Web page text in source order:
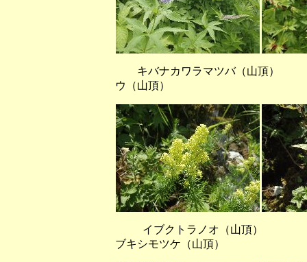
キバナカワラマツバ（山頂
ウ（山頂）
イブクトラノオ
ブキシモツケ（山頂）